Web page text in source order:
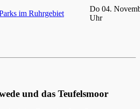
im Ruhrgebiet
Do 04.
Uhr
und das Teufelsmoor